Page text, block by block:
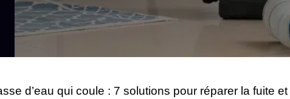
d’eau qui coule : 7 solutions pour réparer la fuite et